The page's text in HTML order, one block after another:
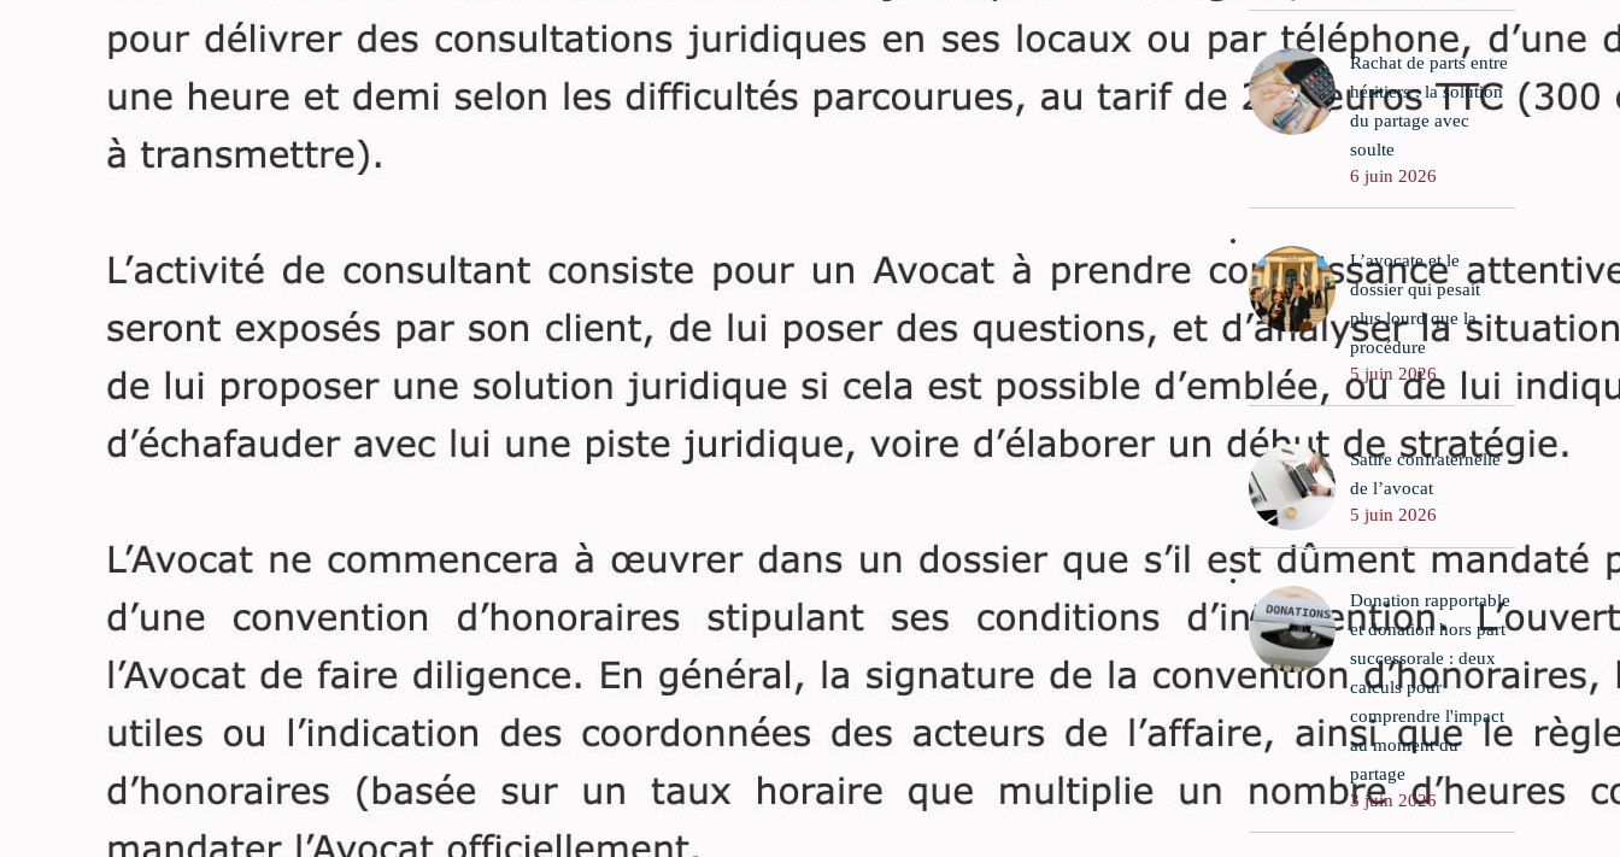
Rachat de parts entre
héritiers : la solution
du partage avec
soulte
6 juin 2026
L’avocate et le
dossier qui pesait
plus lourd que la
procédure
5 juin 2026
Satire confraternelle
de l’avocat
5 juin 2026
Donation rapportable
et donation hors part
successorale : deux
calculs pour
comprendre l'impact
au moment du
partage
3 juin 2026